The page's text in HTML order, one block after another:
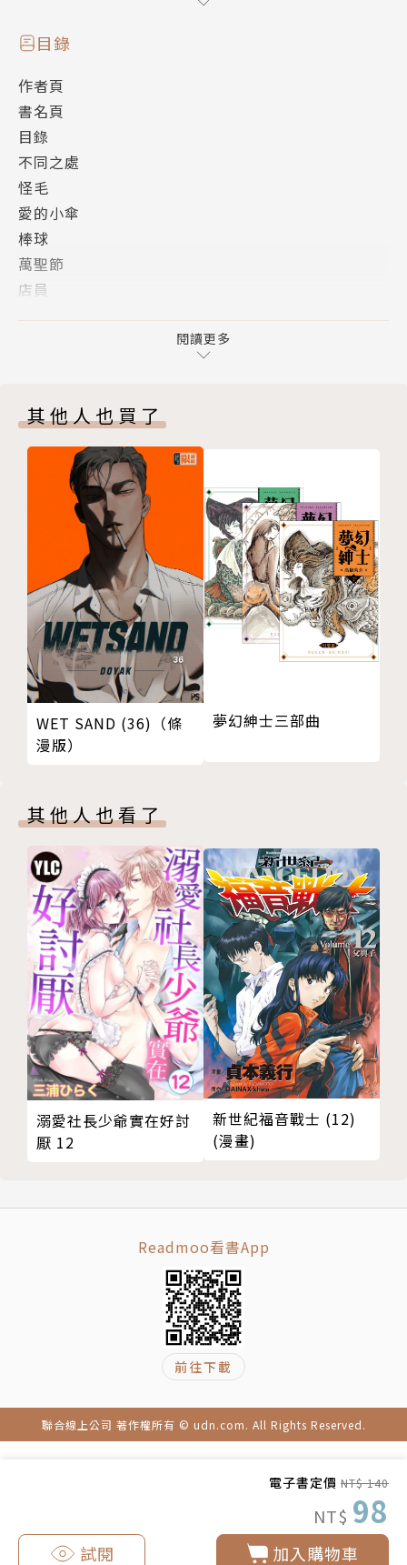
電子書定價 NT$ 140
NT$ 98
加入購物車
試閱
媽媽與女兒，偶爾加上爸爸，
本集收錄洗澡、受傷、恐龍等等小故事。
當上體育老師的西片與當上人妻的(前)高木同學，
加上遺傳到爸爸個性和媽媽外表的呆萌女兒．小千，
一家三口互相(?)捉弄的平凡日常。
溫馨可愛之餘不忘甜蜜放閃的第九集！
目錄
作者頁
書名頁
目錄
不同之處
怪毛
愛的小傘
棒球
萬聖節
店員
體前彎
點心
附錄漫畫
閱讀更多
其他人也買了
WET SAND (36)（條
漫版）
夢幻紳士三部曲
其他人也看了
溺愛社長少爺實在好討
厭 12
新世紀福音戰士 (12)
(漫畫)
Readmoo看書App
前往下載
聯合線上公司 著作權所有 © udn.com. All Rights Reserved.